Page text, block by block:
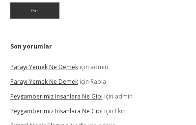
Son yorumlar
Parayı Yemek Ne Demekiçin admin
Parayı Yemek Ne Demekiçin Rabia
Peygamberimiz Insanlara Ne Gibi için admin
Peygamberimiz Insanlara Ne Gibi için Ekin